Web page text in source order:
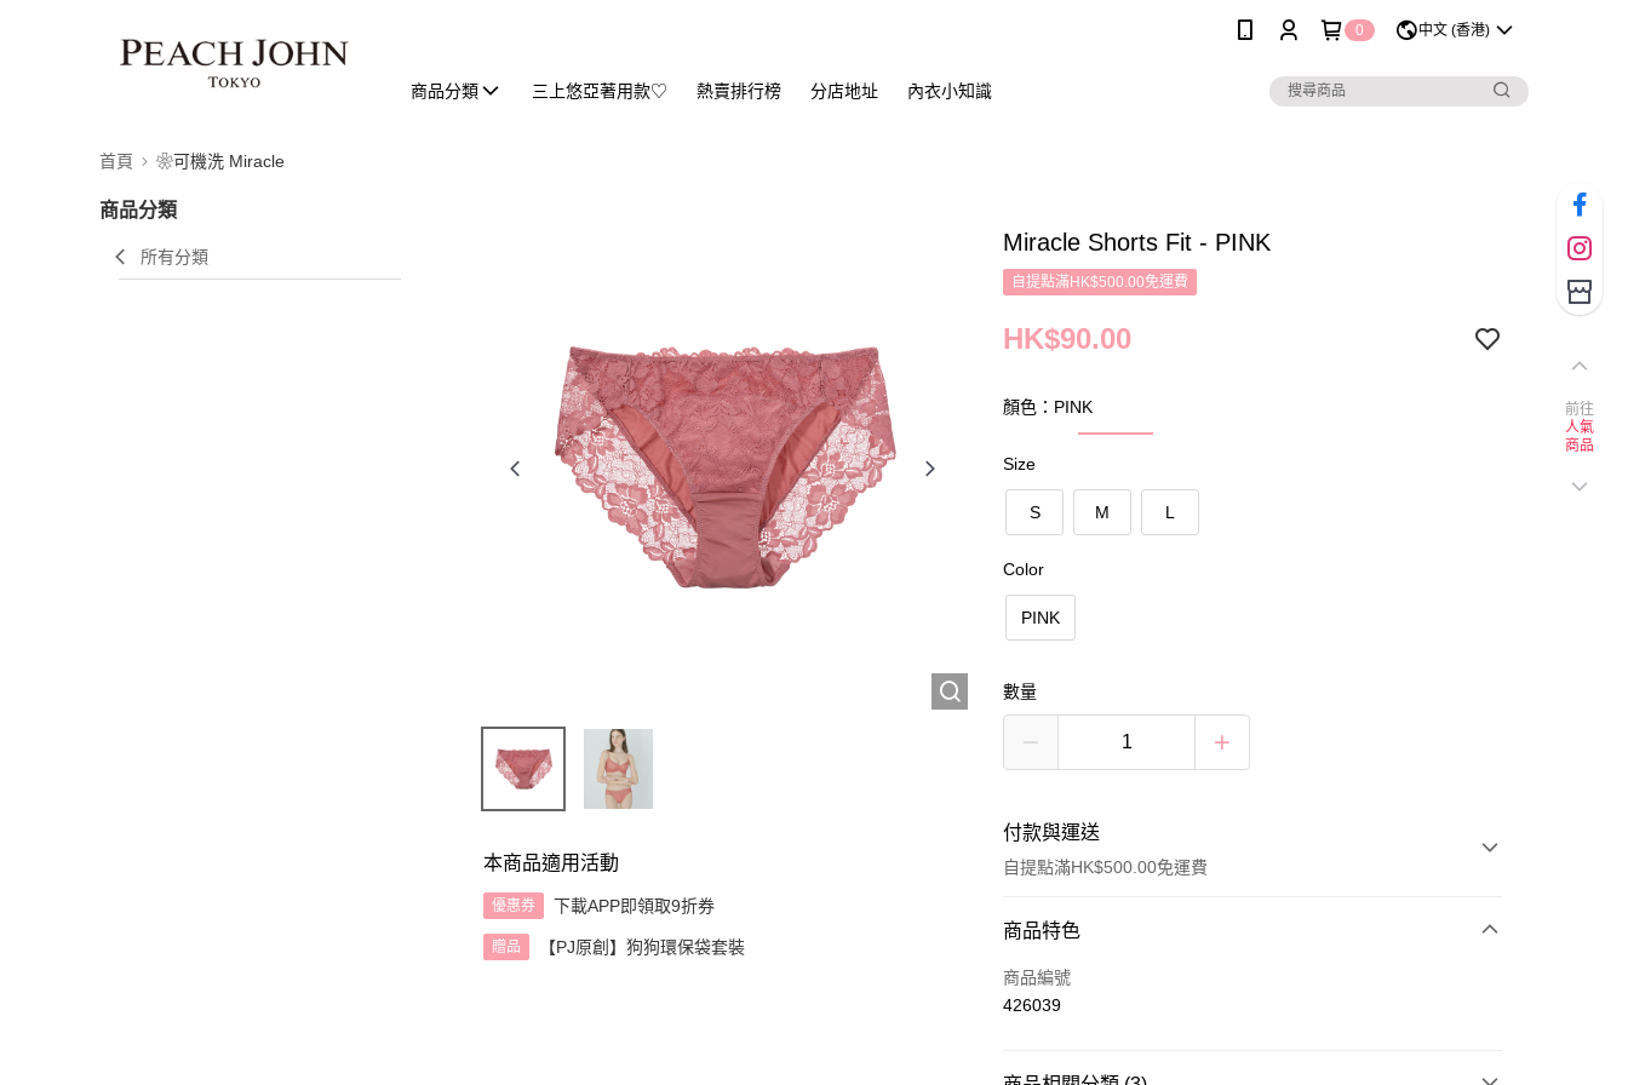
0 中文 (香港)
商品分類 三上悠亞著用款♡ 熱賣排行榜 分店地址 內衣小知識
首頁 ❀可機洗 Miracle
商品分類
所有分類
本商品適用活動
優惠券 下載APP即領取9折券
贈品 【PJ原創】狗狗環保袋套裝
Miracle Shorts Fit - PINK
自提點滿HK$500.00免運費
HK$90.00
顏色：PINK
Size
S M L
Color
PINK
數量
付款與運送
自提點滿HK$500.00免運費
付款方式
信用卡
商品特色
商品編號
426039
前往
人氣
商品